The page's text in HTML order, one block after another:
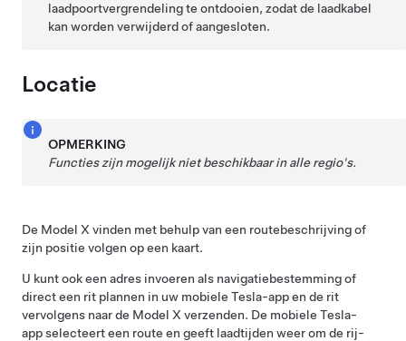
laadpoortvergrendeling te ontdooien, zodat de laadkabel
kan worden verwijderd of aangesloten.
Locatie
OPMERKING
Functies zijn mogelijk niet beschikbaar in alle regio's.
De Model X vinden met behulp van een routebeschrijving of
zijn positie volgen op een kaart.
U kunt ook een adres invoeren als navigatiebestemming of
direct een rit plannen in uw mobiele Tesla-app en de rit
vervolgens naar de Model X verzenden. De mobiele Tesla-
app selecteert een route en geeft laadtijden weer om de rij-